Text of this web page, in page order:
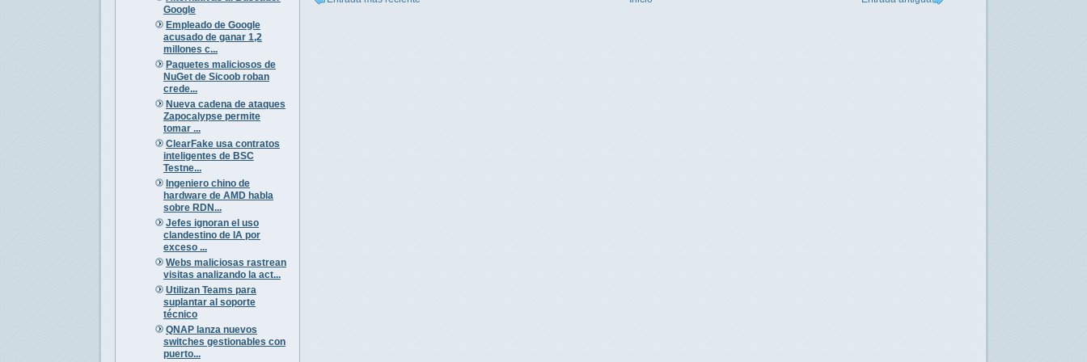
Google
Empleado de Google
acusado de ganar 1,2
millones c...
Paquetes maliciosos de
NuGet de Sicoob roban
crede...
Nueva cadena de ataques
Zapocalypse permite
tomar ...
ClearFake usa contratos
inteligentes de BSC
Testne...
Ingeniero chino de
hardware de AMD habla
sobre RDN...
Jefes ignoran el uso
clandestino de IA por
exceso ...
Webs maliciosas rastrean
visitas analizando la act...
Utilizan Teams para
suplantar al soporte
técnico
QNAP lanza nuevos
switches gestionables con
puerto...